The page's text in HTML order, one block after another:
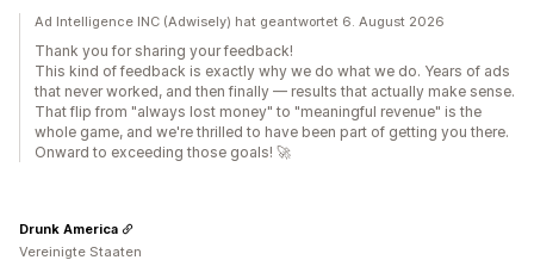
Ad Intelligence INC (Adwisely) hat geantwortet 6. August 2026
Thank you for sharing your feedback!
This kind of feedback is exactly why we do what we do. Years of ads
that never worked, and then finally — results that actually make sense.
That flip from "always lost money" to "meaningful revenue" is the
whole game, and we're thrilled to have been part of getting you there.
Onward to exceeding those goals! 🚀
Drunk America
Vereinigte Staaten